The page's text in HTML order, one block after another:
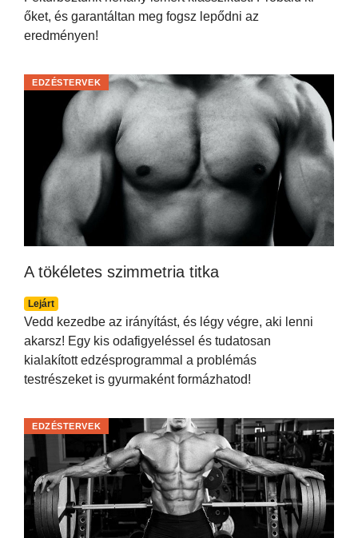
őket, és garantáltan meg fogsz lepődni az
eredményen!
A tökéletes szimmetria titka
Lejárt
EDZÉSTERVEK
Vedd kezedbe az irányítást, és légy végre, aki lenni
akarsz! Egy kis odafigyeléssel és tudatosan
kialakított edzésprogrammal a problémás
testrészeket is gyurmaként formázhatod!
EDZÉSTERVEK